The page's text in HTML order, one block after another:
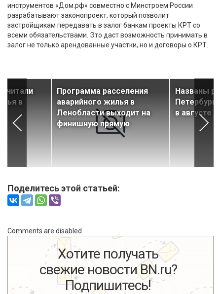
инструментов «Дом.рф» совместно с Минстроем России
разрабатывают законопроект, который позволит
застройщикам передавать в залог банкам проекты КРТ со
всеми обязательствами. Это даст возможность принимать в
залог не только арендованные участки, но и договоры о КРТ.
в
Программа расселения
аварийного жилья в
Ленобласти выходит на
финишную прямую
Названы
в августе
Поделитесь этой статьей:
Comments are disabled
Хотите получать
свежие новости BN.ru?
Подпишитесь!